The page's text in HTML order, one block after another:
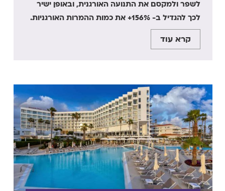
לשפר ולמקסם את התנועה האורגנית, ובאופן ישיר
לכך להגדיל ב- 156%+ את כמות ההמרות האורגניות.
קרא עוד